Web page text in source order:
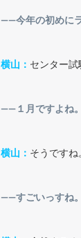
――今年の初めに
横山： センター
――１月ですよね
横山： そうですね
――すごいっすね。